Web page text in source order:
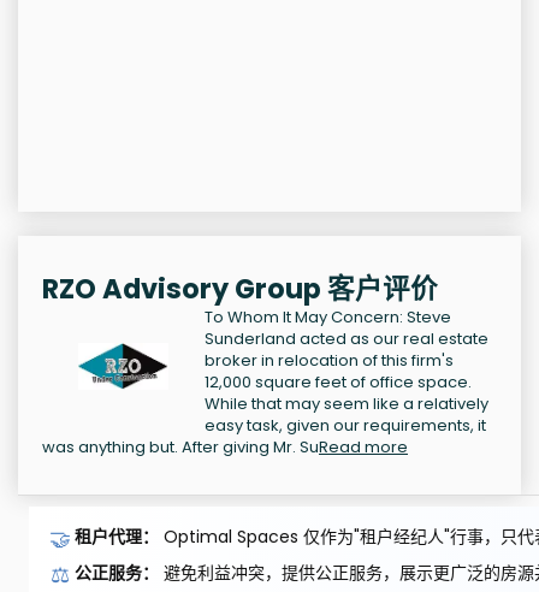
RZO Advisory Group 客户评价
To Whom It May Concern: Steve
Sunderland acted as our real estate
broker in relocation of this firm's
12,000 square feet of office space.
While that may seem like a relatively
easy task, given our requirements, it
was anything but. After giving Mr. SuRead more
🤝 租户代理： Optimal Spaces 仅作为"租户经纪人"行事，只代
⚖️ 公正服务： 避免利益冲突，提供公正服务，展示更广泛的房